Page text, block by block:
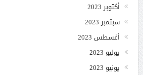
أكتوبر 2023
سبتمبر 2023
أغسطس 2023
يوليو 2023
يونيو 2023